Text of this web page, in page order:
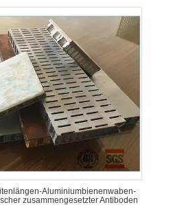
Aluminiumbienenwaben-
zusammengesetzter Antiboden